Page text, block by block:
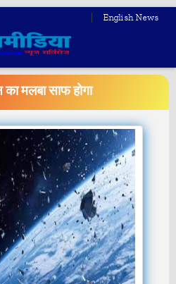
English News
मलबा साफ होगा